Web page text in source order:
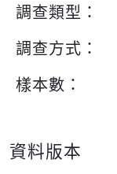
調查類型：
調查方式：
樣本數：
資料版本